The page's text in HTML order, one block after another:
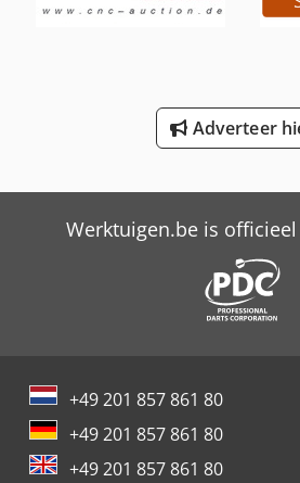
Knikmops Km 90 Te Adverteer
Werktuigen.be is
+49 201 857 861 80
+49 201 857 861 80
+49 201 857 861 80